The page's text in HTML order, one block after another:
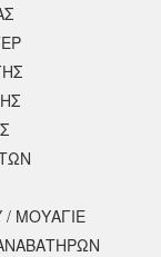
/ ΜΟΥΑΓΙΕ